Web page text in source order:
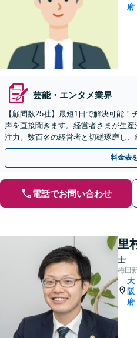
府
芸能・エンタメ業界
【顧問数25社】最短1日で解決可能
声を直接聞きます。経営者さまが生
注力。数百名の経営者と切磋琢磨し
T業界を中心に多数の対応実績あり【
料金表
電話でお問い合わせ
里
士
梅田
大
阪
府